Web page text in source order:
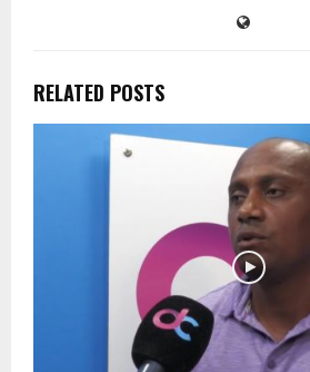
RELATED POSTS